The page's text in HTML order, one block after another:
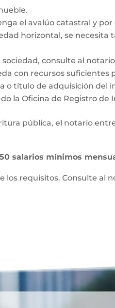
el avalúo catastral y
horizontal, se necesita
consulte al
con recursos suficientes
o título de adquisición del
la Oficina de Registro de
pública, el notario
salarios mínimos
los requisitos. Consulte al